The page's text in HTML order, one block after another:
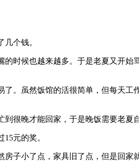
个钱。
时候也越来越多。于是老夏又开始
。虽然饭馆的活很简单，但每天
很晚才能回家，于是晚饭需要老夏
元的奖。
子小了点，家具旧了点，但是回